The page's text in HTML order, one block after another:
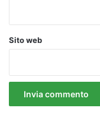
Sito web